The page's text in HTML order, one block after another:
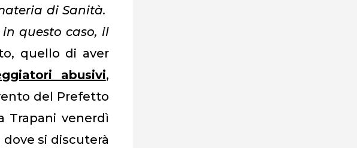
di Sanità.
questo caso, il
quello di aver
abusivi,
del Prefetto
Trapani venerdì
si discuterà